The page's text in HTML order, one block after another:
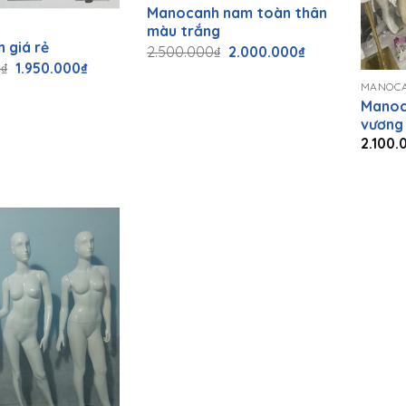
giá rẻ
₫ Giá
1.950.000₫Giá
Manocanh nam toàn thân
màu trắng
2.500.000₫ Giá
gốc
2.000.000₫Giá
hiện
2.000.000₫.
+
vương